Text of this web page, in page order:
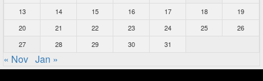
13
14 15 16 17 18
19
20
21 22 23 24 25
26
27
28 29 30 31
« Nov Jan »